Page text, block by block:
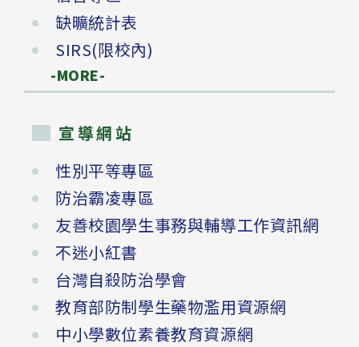
缺曠統計表
SIRS(限校內)
-MORE-
宣導網站
性別平等專區
防治霸凌專區
友善校園學生事務與輔導工作資訊網
不迷小紅書
台灣自殺防治學會
教育部防制學生藥物濫用資源網
中小學數位素養教育資源網